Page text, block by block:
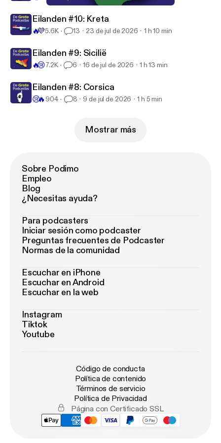
De Grote Podcastlas
Eilanden #10: Kreta
🔥💜5.6K 13 23 de jul de 2026 1 h 10 min
Eilanden #9: Sicilië
🔥😢7.2K 6 16 de jul de 2026 1 h 13 min
Eilanden #8: Corsica
😢🔥 904 8 9 de jul de 2026 1 h 5 min
Mostrar más
Sobre Podimo
Empleo
Blog
¿Necesitas ayuda?
Para podcasters
Iniciar sesión como podcaster
Preguntas frecuentes de Podcaster
Normas de la comunidad
Escuchar en iPhone
Escuchar en Android
Escuchar en la web
Instagram
Tiktok
Youtube
Código de conducta
Política de contenido
Términos de servicio
Política de Privacidad
Página con Certificado SSL